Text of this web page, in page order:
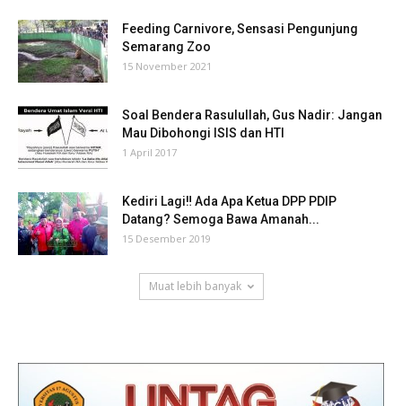
Feeding Carnivore, Sensasi Pengunjung
Semarang Zoo
15 November 2021
Soal Bendera Rasulullah, Gus Nadir: Jangan
Mau Dibohongi ISIS dan HTI
1 April 2017
Kediri Lagi‼ Ada Apa Ketua DPP PDIP
Datang? Semoga Bawa Amanah...
15 Desember 2019
Muat lebih banyak